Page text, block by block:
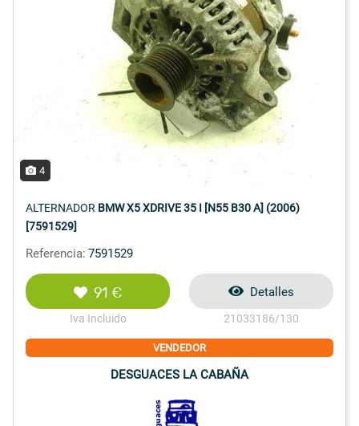
4
ALTERNADOR BMW X5 XDRIVE 35 I [N55 B30 A] (2006)
[7591529]
Referencia: 7591529
91 €
Iva Incluido
Detalles
21033186/130
VENDEDOR
DESGUACES LA CABAÑA